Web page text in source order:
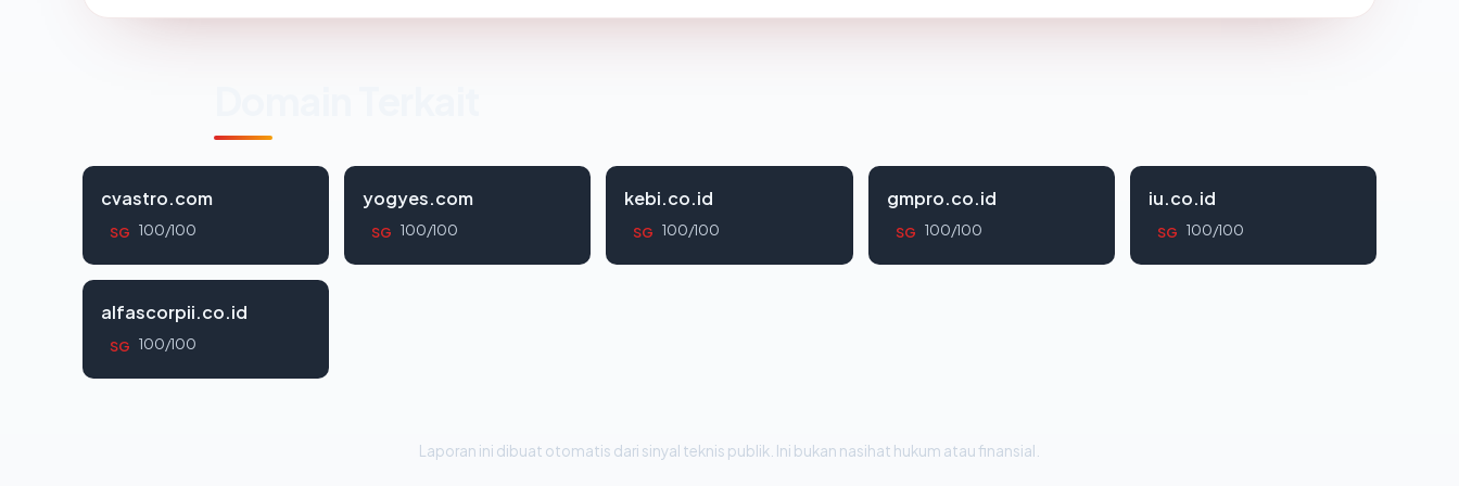
cvastro.com
SG 100/100
yogyes.com
SG 100/100
kebi.co.id
SG 100/100
gmpro.co.id
SG 100/100
iu.co.id
SG 100/100
alfascorpii.co.id
SG 100/100
Laporan ini dibuat otomatis dari sinyal teknis publik. Ini bukan nasihat hukum atau finansial.